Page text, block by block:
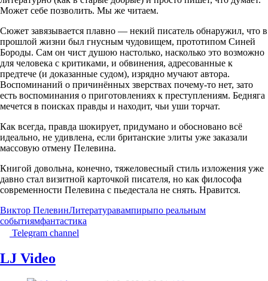
Может себе позволить. Мы же читаем.
Сюжет завязывается плавно — некий писатель обнаружил, что в
прошлой жизни был гнусным чудовищем, прототипом Синей
Бороды. Сам он чист душою настолько, насколько это возможно
для человека с критиками, и обвинения, адресованные к
предтече (и доказанные судом), изрядно мучают автора.
Воспоминаний о причинённых зверствах почему-то нет, зато
есть воспоминания о приготовлениях к преступлениям. Бедняга
мечется в поисках правды и находит, чьи уши торчат.
Как всегда, правда шокирует, придумано и обосновано всё
идеально, не удивлена, если британские элиты уже заказали
массовую отмену Пелевина.
Книгой довольна, конечно, тяжеловесный стиль изложения уже
давно стал визитной карточкой писателя, но как философа
современности Пелевина с пьедестала не снять. Нравится.
Виктор ПелевинЛитературавампирыпо реальным
событиямфантастика
Telegram channel
LJ Video